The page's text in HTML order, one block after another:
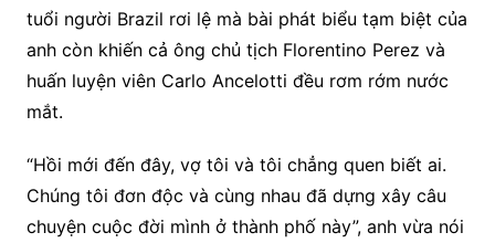
tuổi người Brazil rơi lệ mà bài phát biểu tạm biệt của
anh còn khiến cả ông chủ tịch Florentino Perez và
huấn luyện viên Carlo Ancelotti đều rơm rớm nước
mắt.
“Hồi mới đến đây, vợ tôi và tôi chẳng quen biết ai.
Chúng tôi đơn độc và cùng nhau đã dựng xây câu
chuyện cuộc đời mình ở thành phố này”, anh vừa nói